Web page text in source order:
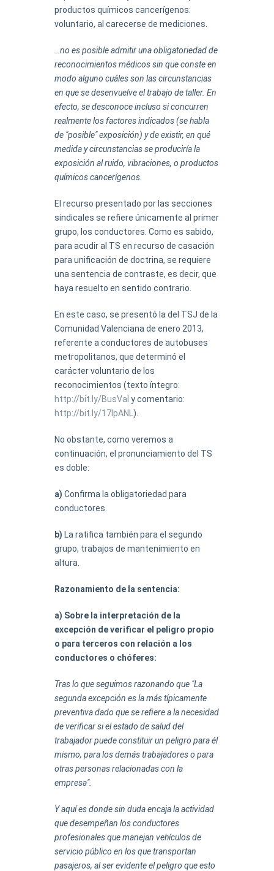
productos químicos cancerígenos:
voluntario, al carecerse de mediciones.
…no es posible admitir una obligatoriedad de
reconocimientos médicos sin que conste en
modo alguno cuáles son las circunstancias
en que se desenvuelve el trabajo de taller. En
efecto, se desconoce incluso si concurren
realmente los factores indicados (se habla
de "posible" exposición) y de existir, en qué
medida y circunstancias se produciría la
exposición al ruido, vibraciones, o productos
químicos cancerígenos.
El recurso presentado por las secciones
sindicales se refiere únicamente al primer
grupo, los conductores. Como es sabido,
para acudir al TS en recurso de casación
para unificación de doctrina, se requiere
una sentencia de contraste, es decir, que
haya resuelto en sentido contrario.
En este caso, se presentó la del TSJ de la
Comunidad Valenciana de enero 2013,
referente a conductores de autobuses
metropolitanos, que determinó el
carácter voluntario de los
reconocimientos (texto íntegro:
http://bit.ly/BusVal y comentario:
http://bit.ly/17IpANL ).
No obstante, como veremos a
continuación, el pronunciamiento del TS
es doble:
a) Confirma la obligatoriedad para
conductores.
b) La ratifica también para el segundo
grupo, trabajos de mantenimiento en
altura.
Razonamiento de la sentencia:
a) Sobre la interpretación de la
excepción de verificar el peligro propio
o para terceros con relación a los
conductores o chóferes:
Tras lo que seguimos razonando que "La
segunda excepción es la más típicamente
preventiva dado que se refiere a la necesidad
de verificar si el estado de salud del
trabajador puede constituir un peligro para él
mismo, para los demás trabajadores o para
otras personas relacionadas con la
empresa".
Y aquí es donde sin duda encaja la actividad
que desempeñan los conductores
profesionales que manejan vehículos de
servicio público en los que transportan
pasajeros, al ser evidente el peligro que esto